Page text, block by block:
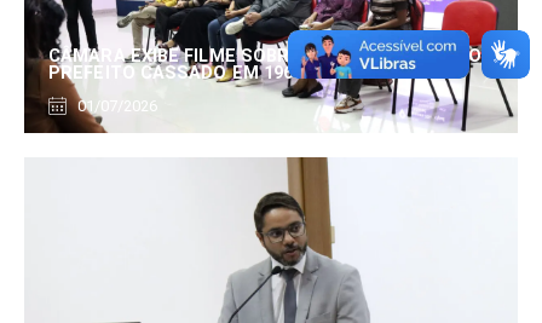
CÂMARA EXIBE FILME SOBRE EDUARDO SERRANO,
PREFEITO CASSADO EM 1960
01/07/2026